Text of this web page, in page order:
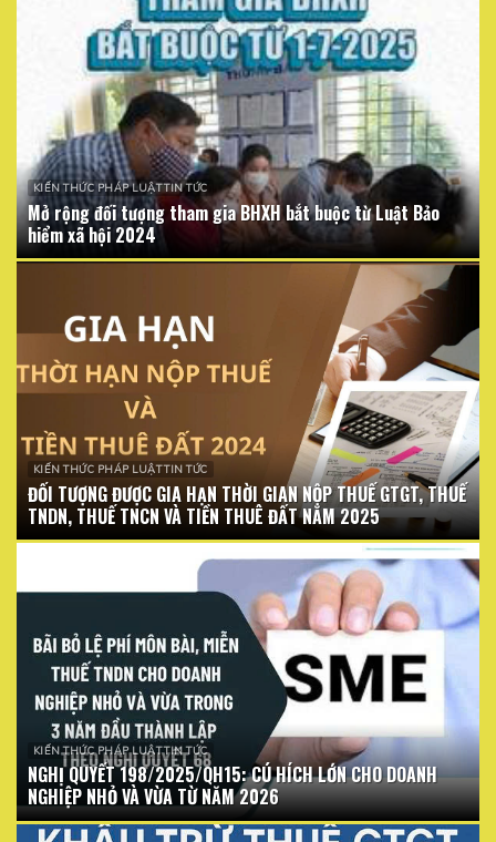
KIẾN THỨC PHÁP LUẬT TIN TỨC
Mở rộng đối tượng tham gia BHXH bắt buộc từ Luật Bảo
hiểm xã hội 2024
KIẾN THỨC PHÁP LUẬT TIN TỨC
ĐỐI TƯỢNG ĐƯỢC GIA HẠN THỜI GIAN NỘP THUẾ GTGT, THUẾ
TNDN, THUẾ TNCN VÀ TIỀN THUÊ ĐẤT NĂM 2025
KIẾN THỨC PHÁP LUẬT TIN TỨC
NGHỊ QUYẾT 198/2025/QH15: CÚ HÍCH LỚN CHO DOANH
NGHIỆP NHỎ VÀ VỪA TỪ NĂM 2026